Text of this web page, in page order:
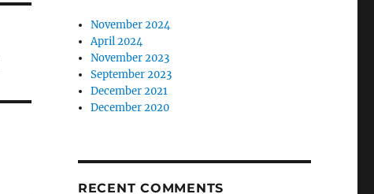
November 2024
April 2024
November 2023
September 2023
December 2021
December 2020
RECENT COMMENTS